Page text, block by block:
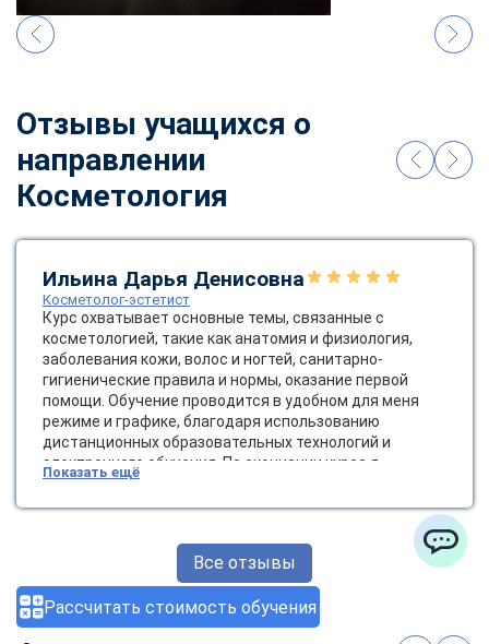
Рассчитать стоимость обучения
Отзывы учащихся о
направлении
Косметология
Ильина Дарья Денисовна
Косметолог-эстетист
Курс охватывает основные темы, связанные с
косметологией, такие как анатомия и физиология,
заболевания кожи, волос и ногтей, санитарно-
гигиенические правила и нормы, оказание первой
помощи. Обучение проводится в удобном для меня
режиме и графике, благодаря использованию
дистанционных образовательных технологий и
электронного обучения. По окончании курса я
получила диплом государственного образца, который
позволяет мне работать косметологом-эстетистом.
Это открывает новые возможности для карьерного
роста и развития в сфере красоты и здоровья.
Показать ещё
Все отзывы
ChatApp